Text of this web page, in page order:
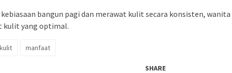
bangun pagi dan merawat kulit secara konsisten, wanita
kulit yang optimal.
manfaat
SHARE